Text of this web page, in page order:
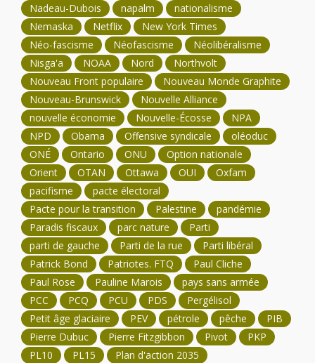
Nadeau-Dubois
napalm
nationalisme
Nemaska
Netflix
New York Times
Néo-fascisme
Néofascisme
Néolibéralisme
Nisga'a
NOAA Nord
Northvolt
Nouveau Front populaire
Nouveau Monde Graphite
Nouveau-Brunswick
Nouvelle Alliance
nouvelle économie
Nouvelle-Écosse
NPA
NPD
Obama Offensive syndicale
oléoduc
ONÉ
Ontario ONU
Option nationale
Orient
OTAN Ottawa OUI
Oxfam
pacifisme
pacte électoral
Pacte pour la transition
Palestine
pandémie
Paradis fiscaux
parc nature
Parti
parti de gauche
Parti de la rue
Parti libéral
Patrick Bond
Patriotes. FTQ
Paul Cliche
Paul Rose
Pauline Marois
pays sans armée
PCC
PCQ PCU PDS
Pergélisol
Petit âge glaciaire
PEV pétrole pêche
PIB
Pierre Dubuc
Pierre Fitzgibbon Pivot
PKP
PL10
PL15
Plan d'action 2035